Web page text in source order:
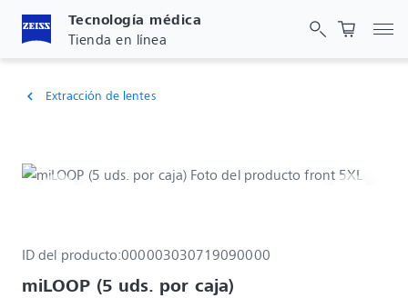
Tecnología médica
Tienda en línea
chevron_left Extracción de lentes
ID del producto:000003030719090000
miLOOP (5 uds. por caja)